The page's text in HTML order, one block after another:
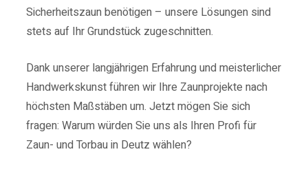
Sicherheitszaun benötigen – unsere Lösungen sind
stets auf Ihr Grundstück zugeschnitten.
Dank unserer langjährigen Erfahrung und meisterlicher
Handwerkskunst führen wir Ihre Zaunprojekte nach
höchsten Maßstäben um. Jetzt mögen Sie sich
fragen: Warum würden Sie uns als Ihren Profi für
Zaun- und Torbau in Deutz wählen?